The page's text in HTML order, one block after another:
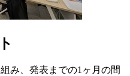
み、発表までの1ヶ月の間